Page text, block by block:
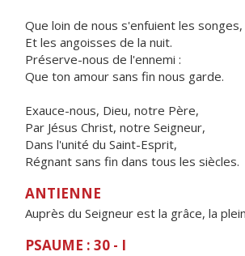
Que loin de nous s'enfuient les songes,
Et les angoisses de la nuit.
Préserve-nous de l'ennemi :
Que ton amour sans fin nous garde.
Exauce-nous, Dieu, notre Père,
Par Jésus Christ, notre Seigneur,
Dans l'unité du Saint-Esprit,
Régnant sans fin dans tous les siècles.
ANTIENNE
Auprès du Seigneur est la grâce, la
PSAUME : 30 - I